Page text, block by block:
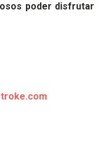
poder disfrutar